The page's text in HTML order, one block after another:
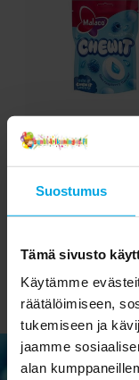
Suostumus
Tämä sivusto
Käytämme
räätälöimiseen,
tukemiseen ja
jaamme
alan
Malaco Chewit
Raspberry 115
Hinta:
2,68 €